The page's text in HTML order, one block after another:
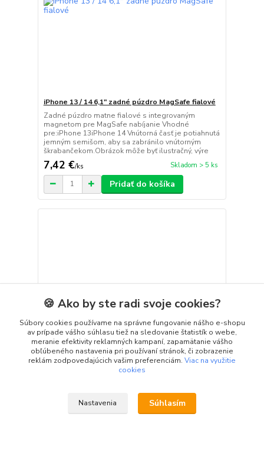
iPhone 13 / 14 6,1" zadné púzdro MagSafe fialové
Zadné púzdro matne fialové s integrovaným
magnetom pre MagSafe nabíjanie Vhodné
pre:iPhone 13iPhone 14 Vnútorná časť je potiahnutá
jemným semišom, aby sa zabránilo vnútorným
škrabančekom.Obrázok môže byť ilustračný, výre
7,42 €/ks Skladom > 5 ks
Pridať do košíka
iPhone 13 / 14 6,1" zadné púzdro Magnet červené
Púzdro je vhodné pre:iPhone 13iPhone
🍪 Ako by ste radi svoje cookies?
Súbory cookies používame na správne fungovanie nášho e-shopu
av prípade vášho súhlasu tiež na sledovanie štatistík o webe,
meranie efektivity reklamných kampaní, zapamätanie vášho
obľúbeného nastavenia pri používaní stránok, či zobrazenie
reklám zodpovedajúcich vašim preferenciám. Viac na využitie
cookies
Nastavenia Súhlasím